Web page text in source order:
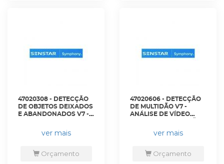
47020308 - DETECÇÃO
DE OBJETOS DEIXADOS
E ABANDONADOS V7 -
ver mais
Orçamento
47020606 - DETECÇÃO
DE MULTIDÃO V7 -
ANÁLISE DE VÍDEO
SYMPHONY - AIM-SYM7-
ver mais
Orçamento